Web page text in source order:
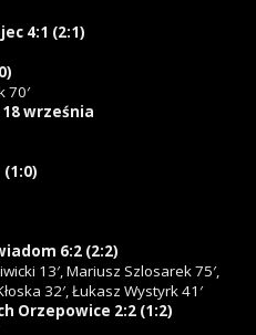
4:1 (2:1)
70′
września
(1:0)
6:2 (2:2)
13′, Mariusz Szlosarek 75′,
32′, Łukasz Wystyrk 41′
Orzepowice 2:2 (1:2)